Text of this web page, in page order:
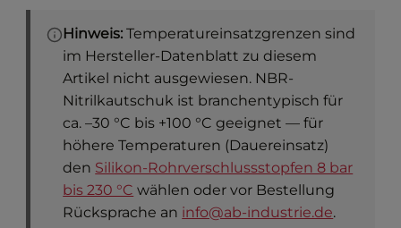
Hinweis: Temperatureinsatzgrenzen sind
im Hersteller-Datenblatt zu diesem
Artikel nicht ausgewiesen. NBR-
Nitrilkautschuk ist branchentypisch für
ca. –30 °C bis +100 °C geeignet — für
höhere Temperaturen (Dauereinsatz)
den Silikon-Rohrverschlussstopfen 8 bar
bis 230 °C wählen oder vor Bestellung
Rücksprache an info@ab-industrie.de.